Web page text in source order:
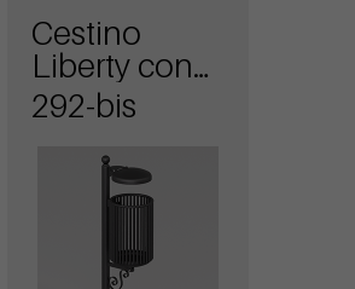
Cestino
Liberty con
coperchio
292-bis